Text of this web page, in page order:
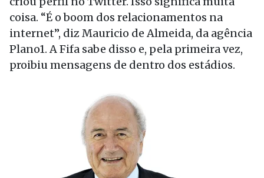
coisa. “É o boom dos relacionamentos na
internet”, diz Mauricio de Almeida, da agência
Plano1. A Fifa sabe disso e, pela primeira vez,
proibiu mensagens de dentro dos estádios.